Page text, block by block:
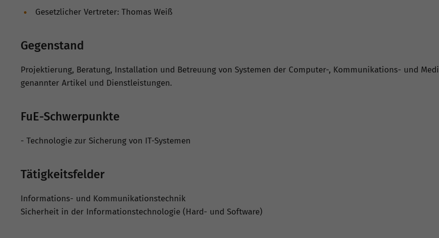
Gesetzlicher Vertreter: Thomas Weiß
Gegenstand
Projektierung, Beratung, Installation und Betreuung von Systemen der Computer-, Kommunikations- und
genannter Artikel und Dienstleistungen.
FuE-Schwerpunkte
- Technologie zur Sicherung von IT-Systemen
Tätigkeitsfelder
Informations- und Kommunikationstechnik
Sicherheit in der Informationstechnologie (Hard- und Software)